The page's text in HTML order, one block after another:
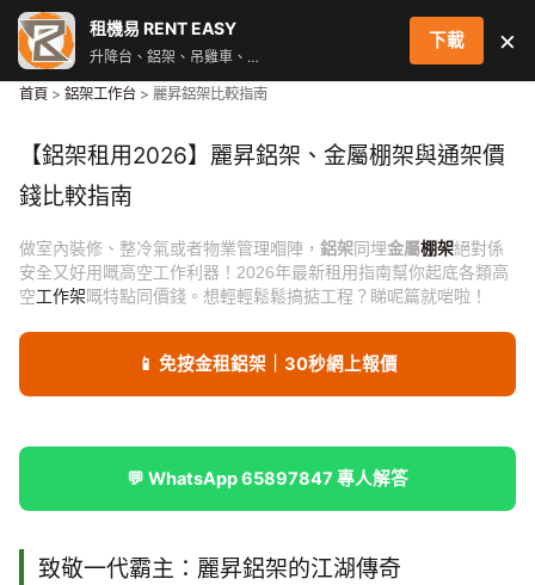
首頁 > 鋁架工作台 > 麗昇鋁架比較指南
【鋁架租用2026】麗昇鋁架、金屬棚架與通架價
錢比較指南
做室內裝修、整冷氣或者物業管理嗰陣， 鋁架同埋金屬棚架絕對係
安全又好用嘅高空工作利器！2026年最新租用指南幫你起底各類高
空工作架嘅特點同價錢。想輕輕鬆鬆搞掂工程？睇呢篇就啱啦！
📱 免按金租鋁架｜30秒網上報價
💬 WhatsApp 65897847 專人解答
致敬一代霸主：麗昇鋁架的江湖傳奇
租機易 RENT EASY
升降台、鋁架、吊雞車、街燈車 即時叫車配對服務
下載 ×